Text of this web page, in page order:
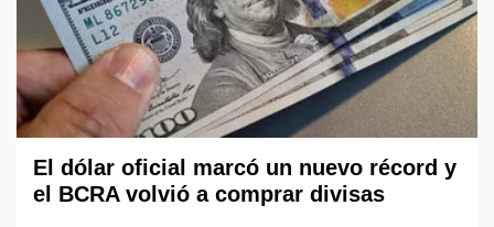
El dólar oficial marcó un nuevo récord y
el BCRA volvió a comprar divisas